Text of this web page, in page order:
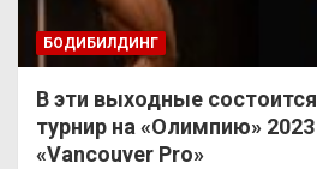
БОДИБИЛДИНГ
В эти выходные
турнир на «Олимпию»
«Vancouver Pro»